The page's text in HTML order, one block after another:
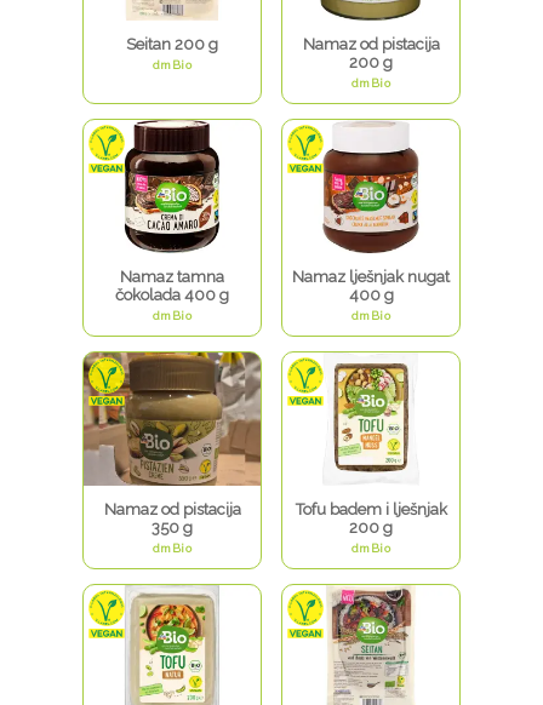
Seitan 200 g
dmBio
Namaz od pistacija
200 g
dmBio
Namaz tamna
čokolada 400 g
dmBio
Namaz lješnjak nugat
400 g
dmBio
Namaz od pistacija
350 g
dmBio
Tofu badem i lješnjak
200 g
dmBio